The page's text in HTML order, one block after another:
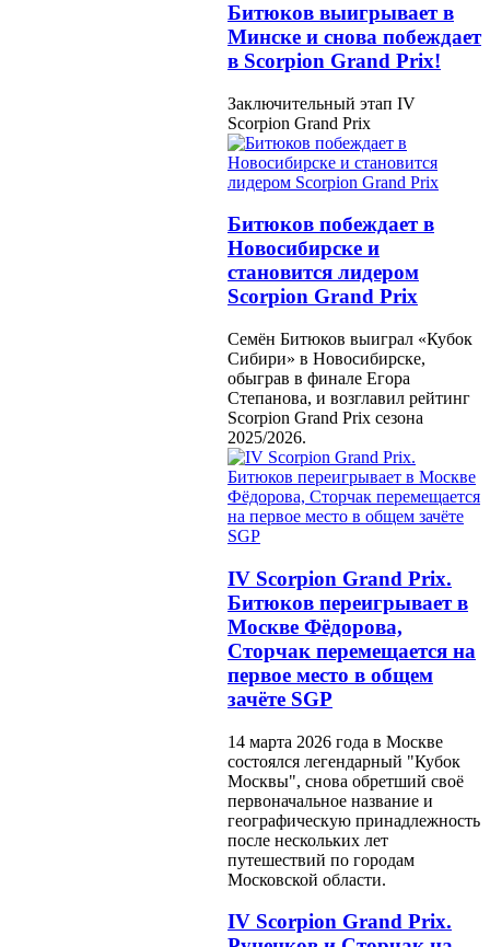
Битюков выигрывает в
Минске и снова побеждает
в Scorpion Grand Prix!
Заключительный этап IV
Scorpion Grand Prix
Битюков побеждает в
Новосибирске и
становится лидером
Scorpion Grand Prix
Семён Битюков выиграл «Кубок
Сибири» в Новосибирске,
обыграв в финале Егора
Степанова, и возглавил рейтинг
Scorpion Grand Prix сезона
2025/2026.
IV Scorpion Grand Prix.
Битюков переигрывает в
Москве Фёдорова,
Сторчак перемещается на
первое место в общем
зачёте SGP
14 марта 2026 года в Москве
состоялся легендарный "Кубок
Москвы", снова обретший своё
первоначальное название и
географическую принадлежность
после нескольких лет
путешествий по городам
Московской области.
IV Scorpion Grand Prix.